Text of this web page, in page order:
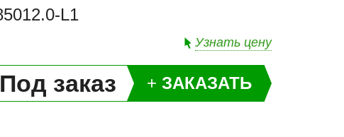
L1
Узнать цену
Под заказ + ЗАКАЗАТЬ